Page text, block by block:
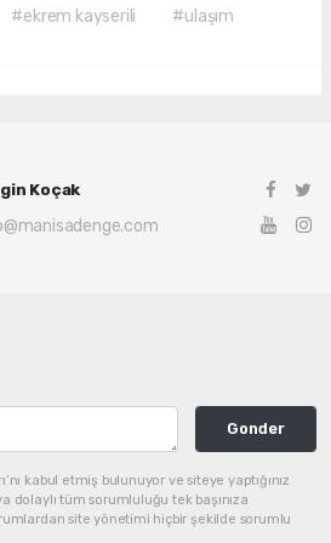
#ekrem kayserili
#ulaşım
Koçak
Gonder
kabul etmiş bulunuyor ve siteye yaptığınız
tüm sorumluluğu tek başınıza
site yönetimi hiçbir şekilde sorumlu